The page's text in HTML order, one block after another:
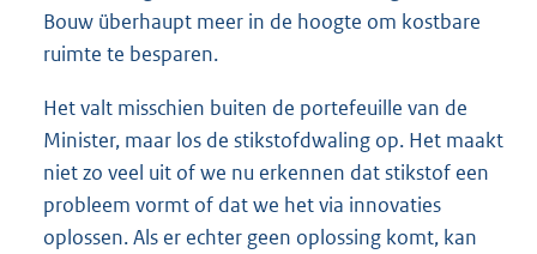
Bouw überhaupt meer in de hoogte om kostbare
ruimte te besparen.
Het valt misschien buiten de portefeuille van de
Minister, maar los de stikstofdwaling op. Het maakt
niet zo veel uit of we nu erkennen dat stikstof een
probleem vormt of dat we het via innovaties
oplossen. Als er echter geen oplossing komt, kan